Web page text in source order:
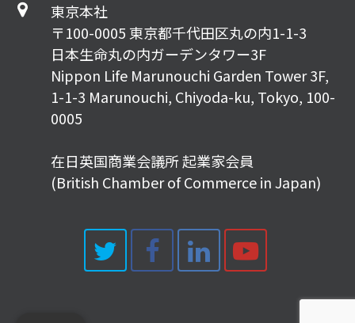
東京本社
〒100-0005 東京都千代田区丸の内1-1-3
日本生命丸の内ガーデンタワー3F
Nippon Life Marunouchi Garden Tower 3F,
1-1-3 Marunouchi, Chiyoda-ku, Tokyo, 100-
0005
在日英国商業会議所 起業家会員
(British Chamber of Commerce in Japan)
Twitter
Facebook
LinkedIn